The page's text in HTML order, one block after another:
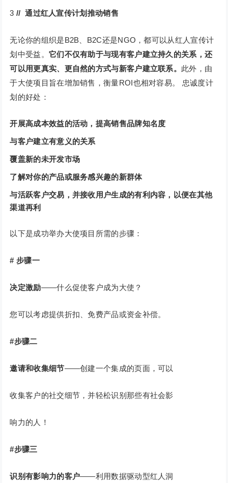
3// 通过红人宣传计划推动销售
无论你的组织是B2B、B2C还是NGO，都可以从红人宣传计
划中受益。 它们不仅有助于与现有客户建立持久的关系，还
可以用更真实、更自然的方式与新客户建立联系。 此外，由
于大使项目旨在增加销售，衡量ROI也相对容易。 忠诚度计
划的好处：
开展高成本效益的活动，提高销售品牌知名度
与客户建立有意义的关系
覆盖新的未开发市场
了解对你的产品或服务感兴趣的新群体
与活跃客户交易，并接收用户生成的有利内容，以便在其他
渠道再利
以下是成功举办大使项目所需的步骤：
# 步骤一
决定激励——什么促使客户成为大使？
您可以考虑提供折扣、免费产品或资金补偿。
#步骤二
邀请和收集细节——创建一个集成的页面，可以
收集客户的社交细节，并轻松识别那些有社会影
响力的人！
#步骤三
识别有影响力的客户——利用数据驱动型红人洞